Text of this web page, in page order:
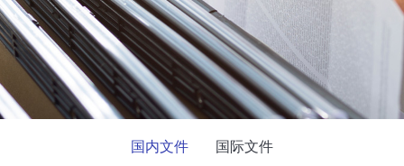
国内文件 国际文件